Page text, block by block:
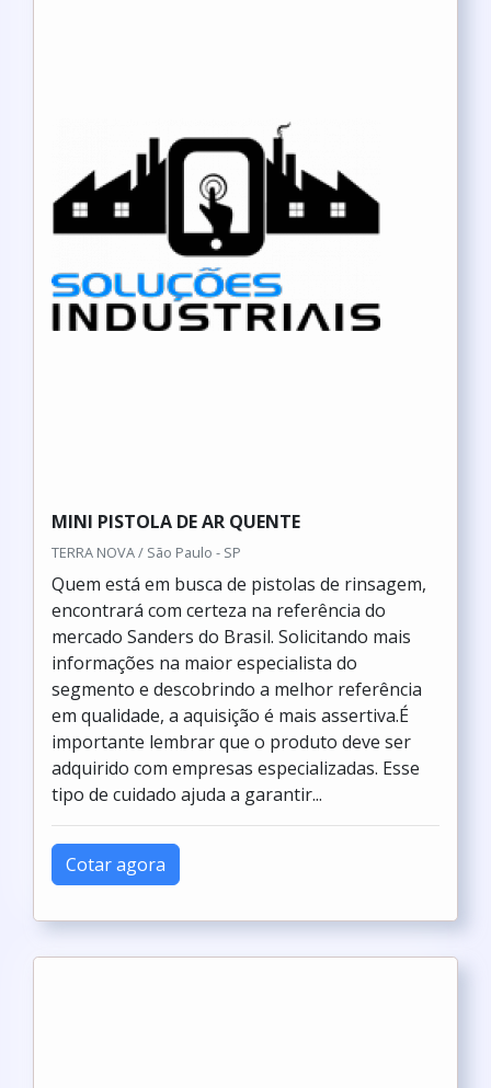
MINI PISTOLA DE AR QUENTE
TERRA NOVA / São Paulo - SP
Quem está em busca de pistolas de rinsagem,
encontrará com certeza na referência do
mercado Sanders do Brasil. Solicitando mais
informações na maior especialista do
segmento e descobrindo a melhor referência
em qualidade, a aquisição é mais assertiva.É
importante lembrar que o produto deve ser
adquirido com empresas especializadas. Esse
tipo de cuidado ajuda a garantir...
Cotar agora